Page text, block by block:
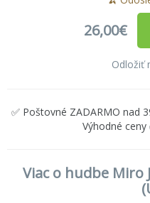
26,00€
Odložiť
✅ Poštovné ZADARMO nad
Výhodné ceny
Viac o hudbe Miro